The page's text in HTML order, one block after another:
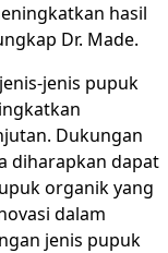
hasil
Dr. Made.
jenis pupuk
Dukungan
diharapkan dapat
organik yang
dalam
jenis pupuk